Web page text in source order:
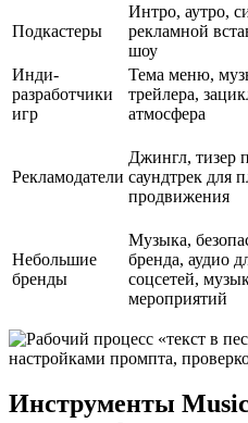
Подкастеры
Интро, аутро,
рекламной
шоу
Инди-
разработчики
игр
Тема меню,
трейлера,
атмосфера
Рекламодатели
Джингл, тизер
саундтрек для
продвижения
Небольшие
бренды
Музыка,
бренда, аудио
соцсетей,
мероприятий
Инструменты